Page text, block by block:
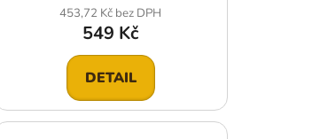
453,72 Kč bez DPH
549 Kč
DETAIL